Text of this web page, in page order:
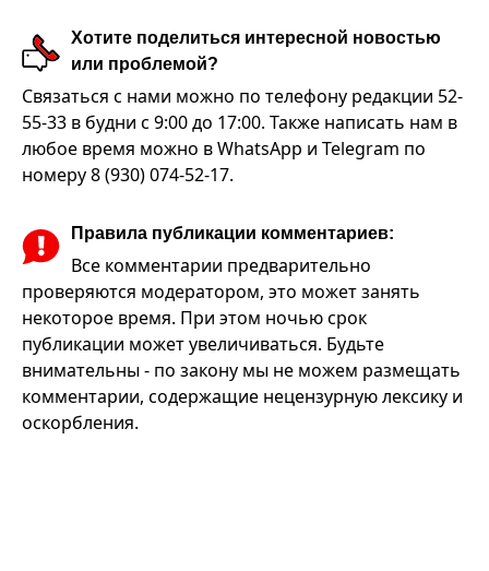
Хотите поделиться интересной новостью
или проблемой?
Связаться с нами можно по телефону редакции 52-
55-33 в будни с 9:00 до 17:00. Также написать нам в
любое время можно в WhatsApp и Telegram по
номеру 8 (930) 074-52-17.
Правила публикации комментариев:
Все комментарии предварительно
проверяются модератором, это может занять
некоторое время. При этом ночью срок
публикации может увеличиваться. Будьте
внимательны - по закону мы не можем размещать
комментарии, содержащие нецензурную лексику и
оскорбления.